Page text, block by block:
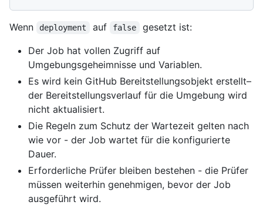
Wenn deployment auf false
gesetzt ist:
Der Job hat vollen Zugriff auf
Umgebungsgeheimnisse und Variablen.
Es wird kein GitHub Bereitstellungsobjekt erstellt–
der Bereitstellungsverlauf für die Umgebung wird
nicht aktualisiert.
Die Regeln zum Schutz der Wartezeit gelten nach
wie vor - der Job wartet für die konfigurierte
Dauer.
Erforderliche Prüfer bleiben bestehen - die Prüfer
müssen weiterhin genehmigen, bevor der Job
ausgeführt wird.